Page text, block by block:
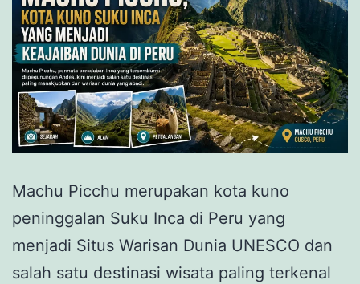
Machu Picchu merupakan kota kuno
peninggalan Suku Inca di Peru yang
menjadi Situs Warisan Dunia UNESCO dan
salah satu destinasi wisata paling terkenal